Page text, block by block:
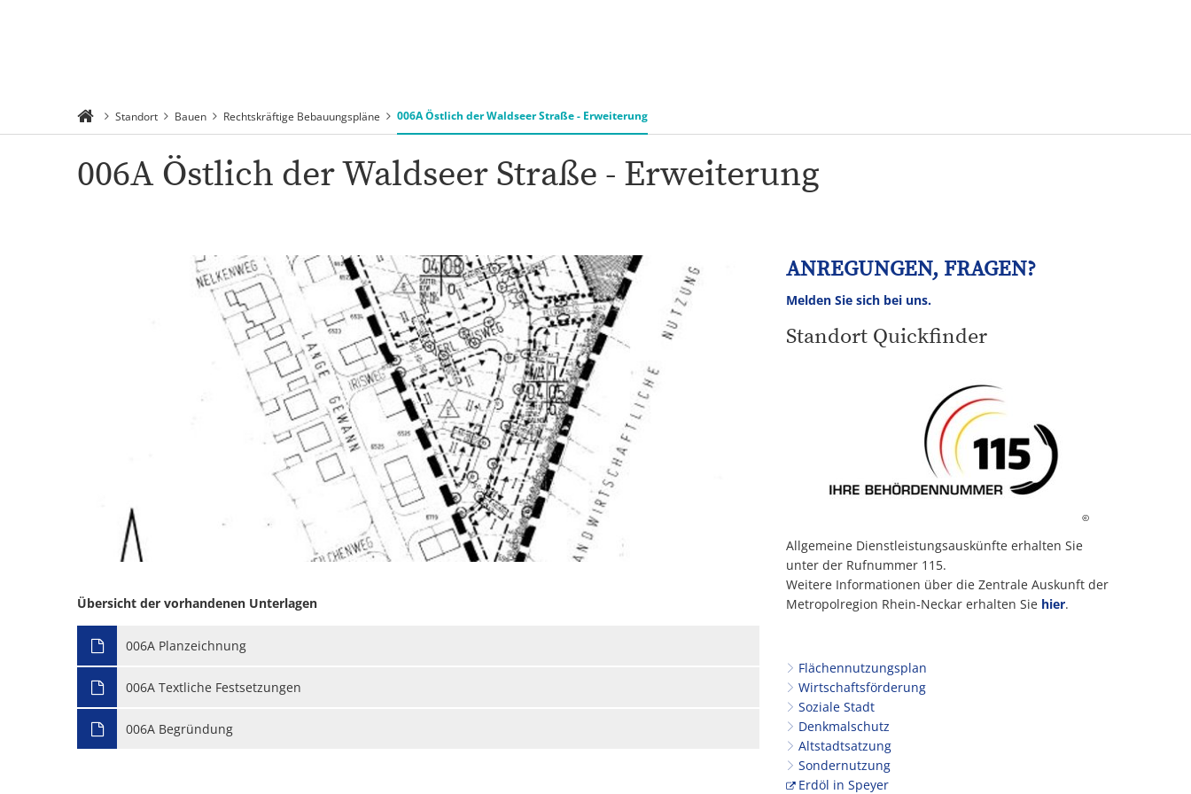
Standort Bauen Rechtskräftige Bebauungspläne 006A Östlich der Waldseer Straße - Erweiterung
006A Östlich der Waldseer Straße - Erweiterung
Übersicht der vorhandenen Unterlagen
006A Planzeichnung
006A Textliche Festsetzungen
006A Begründung
ANREGUNGEN, FRAGEN?
Melden Sie sich bei uns.
Standort Quickfinder
©
Allgemeine Dienstleistungsauskünfte erhalten Sie
unter der Rufnummer 115.
Weitere Informationen über die Zentrale Auskunft der
Metropolregion Rhein-Neckar erhalten Sie hier.
Flächennutzungsplan
Wirtschaftsförderung
Soziale Stadt
Denkmalschutz
Altstadtsatzung
Sondernutzung
Erdöl in Speyer